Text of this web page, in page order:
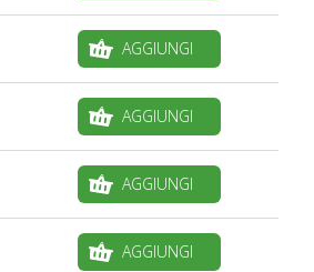
AGGIUNGI
AGGIUNGI
AGGIUNGI
AGGIUNGI